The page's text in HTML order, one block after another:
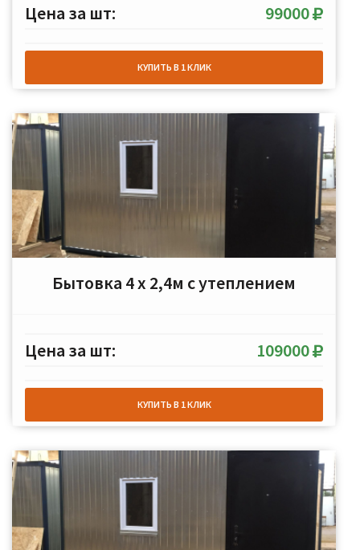
Цена за шт: 99000
КУПИТЬ В 1 КЛИК
Бытовка 4 х 2,4м с утеплением
Цена за шт: 109000
КУПИТЬ В 1 КЛИК